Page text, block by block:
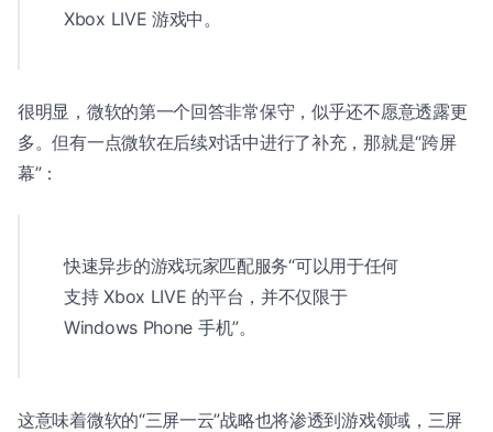
Xbox LIVE 游戏中。
很明显，微软的第一个回答非常保守，似乎还不愿意透露更
多。但有一点微软在后续对话中进行了补充，那就是“跨屏
幕”：
快速异步的游戏玩家匹配服务“可以用于任何
支持 Xbox LIVE 的平台，并不仅限于
Windows Phone 手机”。
这意味着微软的“三屏一云”战略也将渗透到游戏领域，三屏